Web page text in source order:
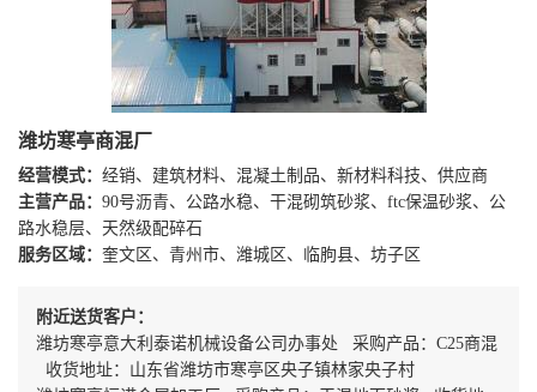
潍坊寒亭商混厂
经营模式： 经销、建筑材料、混凝土制品、新材料科技、供应商
主营产品： 90号沥青、公路水稳、干混砌筑砂浆、ftc保温砂浆、公
路水稳层、天然级配碎石
服务区域： 奎文区、青州市、潍城区、临朐县、坊子区
附近送货客户：
潍坊寒亭意大利泰诺机械设备公司办事处 采购产品：C25商混
收货地址：山东省潍坊市寒亭区央子镇林家央子村